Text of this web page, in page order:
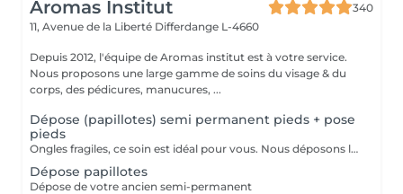
Aromas Institut
340
11, Avenue de la Liberté Differdange L-4660
Depuis 2012, l'équipe de Aromas institut est à votre service.
Nous proposons une large gamme de soins du visage & du
corps, des pédicures, manucures, ...
Dépose (papillotes) semi permanent pieds + pose
pieds
Ongles fragiles, ce soin est idéal pour vous. Nous déposons le semi permanent avec des papillotes, de manière plus douce, l'ongle n'est pas abîmé. Un rdv bloqué doit être impérativement annulé 24h. Dans le cas contraire, nous nous réservons le droit de facturer la prestation.
Dépose papillotes
Dépose de votre ancien semi-permanent